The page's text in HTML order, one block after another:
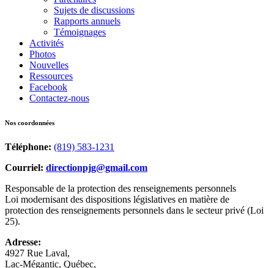
Sujets de discussions
Rapports annuels
Témoignages
Activités
Photos
Nouvelles
Ressources
Facebook
Contactez-nous
Nos coordonnées
Téléphone: (819) 583-1231
Courriel: directionpjg@gmail.com
Responsable de la protection des renseignements personnels
Loi modernisant des dispositions législatives en matière de
protection des renseignements personnels dans le secteur privé (Loi
25).
Adresse:
4927 Rue Laval,
Lac-Mégantic, Québec,